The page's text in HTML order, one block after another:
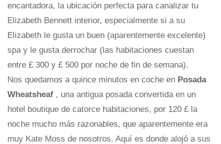
encantadora, la ubicación perfecta para canalizar tu
Elizabeth Bennett interior, especialmente si a su
Elizabeth le gusta un buen (aparentemente excelente)
spa y le gusta derrochar (las habitaciones cuestan
entre £ 300 y £ 500 por noche de fin de semana).
Nos quedamos a quince minutos en coche en Posada
Wheatsheaf , una antigua posada convertida en un
hotel boutique de catorce habitaciones, por 120 £ la
noche mucho más razonables, que aparentemente era
muy Kate Moss de nosotros. Aquí es donde alojó a sus